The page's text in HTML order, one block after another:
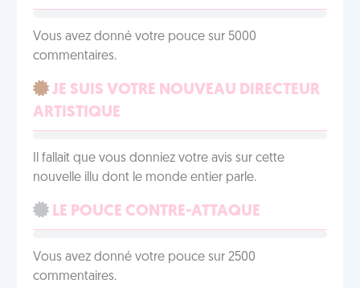
Vous avez donné votre pouce sur 5000
commentaires.
JE SUIS VOTRE NOUVEAU DIRECTEUR
ARTISTIQUE
Il fallait que vous donniez votre avis sur cette
nouvelle illu dont le monde entier parle.
LE POUCE CONTRE-ATTAQUE
Vous avez donné votre pouce sur 2500
commentaires.